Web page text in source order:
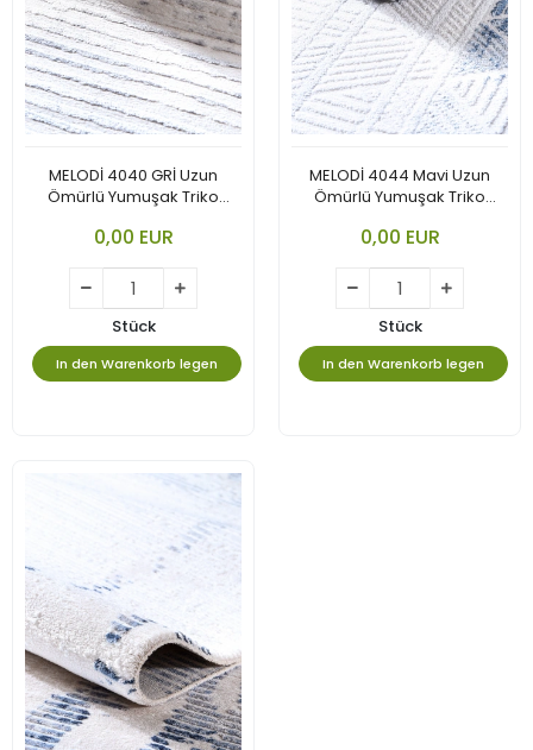
MELODİ 4040 GRİ Uzun
Ömürlü Yumuşak Triko
0,00 EUR
Stück
In den Warenkorb legen
MELODİ 4044 Mavi Uzun
Ömürlü Yumuşak Triko
0,00 EUR
Stück
In den Warenkorb legen